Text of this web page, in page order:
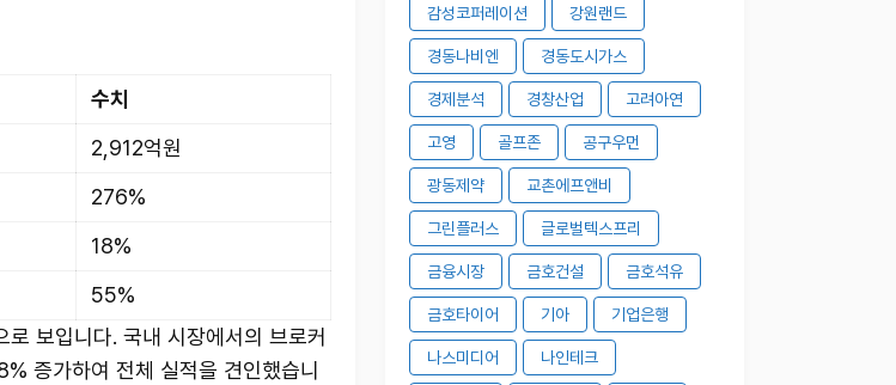
수치
2,912억원
276%
18%
55%
보입니다. 국내 시장에서의 브로커
증가하여 전체 실적을 견인했습니
감성코퍼레이션 강원랜드
경동나비엔 경동도시가스
경제분석 경창산업 고려아연
고영 골프존 공구우먼
광동제약 교촌에프앤비
그린플러스 글로벌텍스프리
금융시장 금호건설 금호석유
금호타이어 기아 기업은행
나스미디어 나인테크